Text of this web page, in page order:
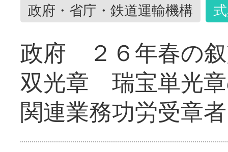
政府・省庁・鉄道運輸機構
政府 ２６年春の
双光章 瑞宝単光
関連業務功労受章者